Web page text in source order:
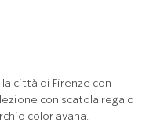
la città di Firenze con
con scatola regalo
color avana.